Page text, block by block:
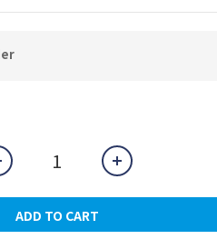
ADD TO CART